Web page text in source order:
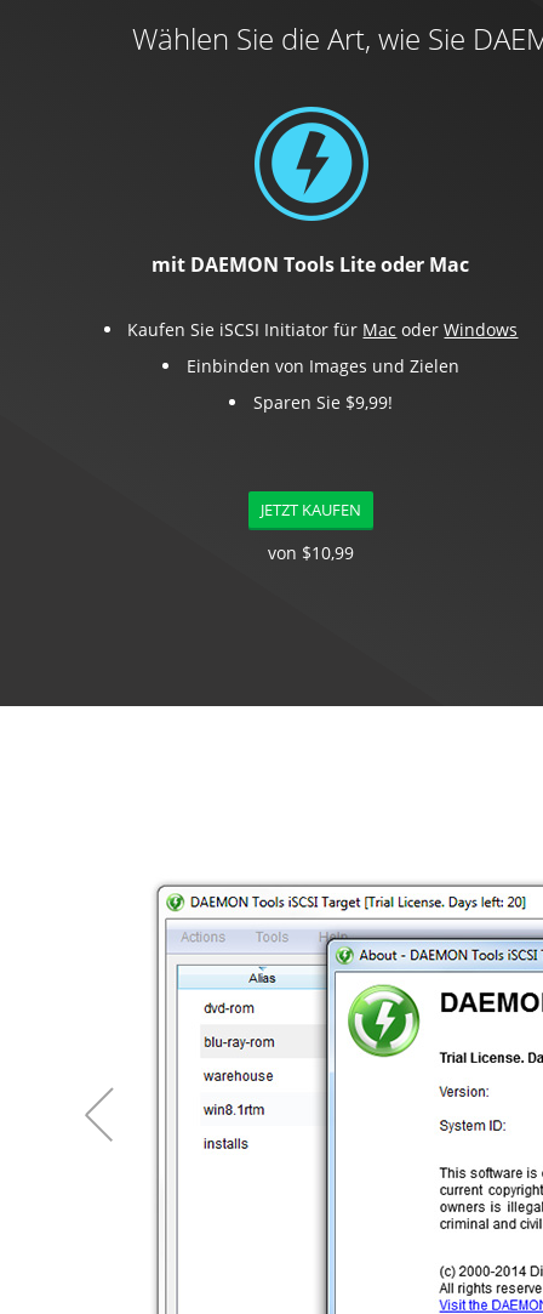
Wählen Sie die Art, wie Sie
mit DAEMON Tools Lite oder Mac
Kaufen Sie iSCSI Initiator für Mac oderWindows
Einbinden von Images und Zielen
Sparen Sie $9,99!
JETZT KAUFEN
von $10,99